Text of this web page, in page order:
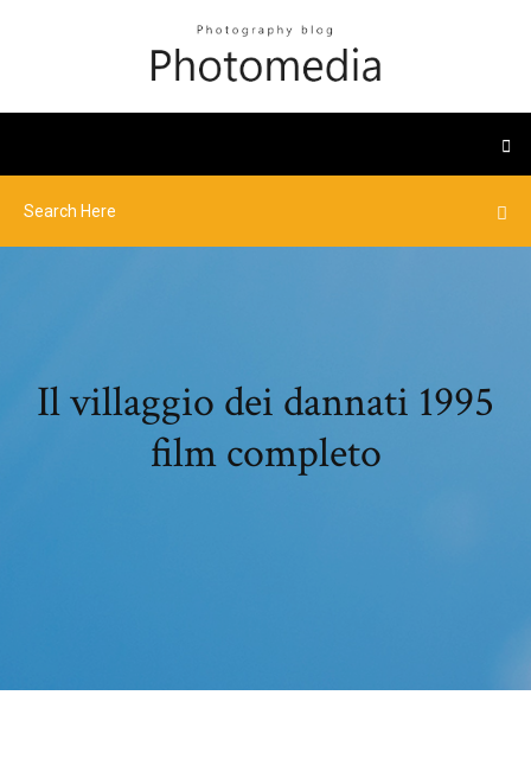
Il villaggio dei dannati 1995
film completo